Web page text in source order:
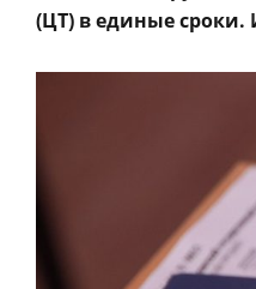
(ЦТ) в единые сроки.